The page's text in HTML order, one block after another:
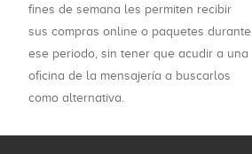
fines de semana les permiten recibir
sus compras online o paquetes durante
ese periodo, sin tener que acudir a una
oficina de la mensajería a buscarlos
como alternativa.